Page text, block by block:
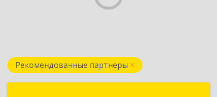
Рекомендованные партнеры